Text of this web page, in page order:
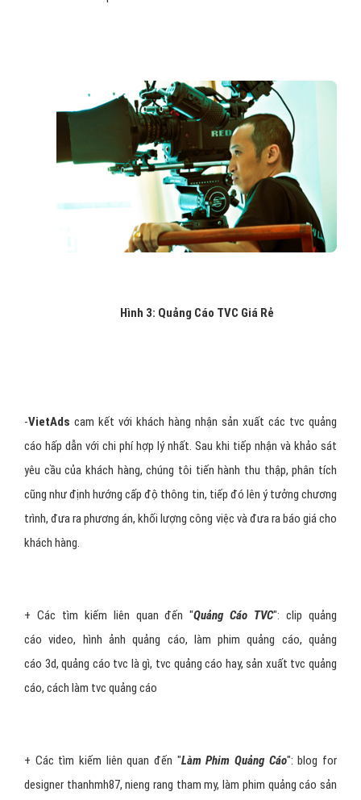
Hình 3: Quảng Cáo TVC Giá Rẻ
-VietAds cam kết với khách hàng nhận sản xuất các tvc quảng
cáo hấp dẫn với chi phí hợp lý nhất. Sau khi tiếp nhận và khảo sát
yêu cầu của khách hàng, chúng tôi tiến hành thu thập, phân tích
cũng như định hướng cấp độ thông tin, tiếp đó lên ý tưởng chương
trình, đưa ra phương án, khối lượng công việc và đưa ra báo giá cho
khách hàng.
+ Các tìm kiếm liên quan đến "Quảng Cáo TVC":clip quảng
cáo video, hình ảnh quảng cáo, làm phim quảng cáo,quảng
cáo 3d,quảng cáo tvc là gì, tvc quảng cáo hay,sản xuất tvc quảng
cáo, cách làm tvc quảng cáo
+ Các tìm kiếm liên quan đến "Làm Phim Quảng Cáo": blog for
designer thanhmh87, nieng rang tham my, làm phim quảng cáo sản